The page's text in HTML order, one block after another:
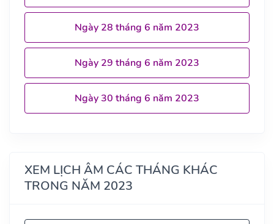
Ngày 28 tháng 6 năm 2023
Ngày 29 tháng 6 năm 2023
Ngày 30 tháng 6 năm 2023
XEM LỊCH ÂM CÁC THÁNG KHÁC
TRONG NĂM 2023